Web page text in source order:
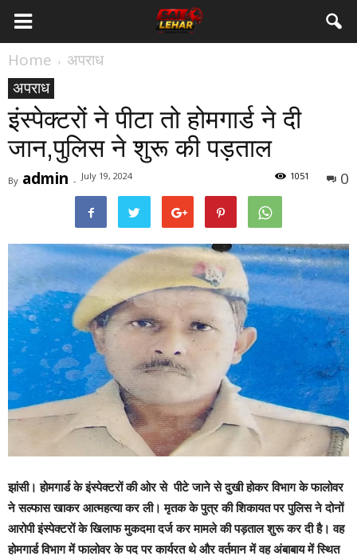
Home
अपराध
अपराध
इंस्पेक्टरों ने पीटा तो होमगार्ड ने दी
जान,पुलिस ने शुरू की पड़ताल
By admin - July 19, 2024 0
1051
झांसी। होमगार्ड के इंस्पेक्टरों की ओर से पीटे जाने से दुखी होकर विभाग के फालोवर
ने सल्फास खाकर आत्महत्या कर ली। मृतक के पुत्र की शिकायत पर पुलिस ने दोनों
आरोपी इंस्पेक्टरों के खिलाफ मुकदमा दर्ज कर मामले की पड़ताल शुरू कर दी है। वह
होमगार्ड विभाग में फालोवर के पद पर कार्यरत थे और वर्तमान में वह अंबाबाय में स्थित